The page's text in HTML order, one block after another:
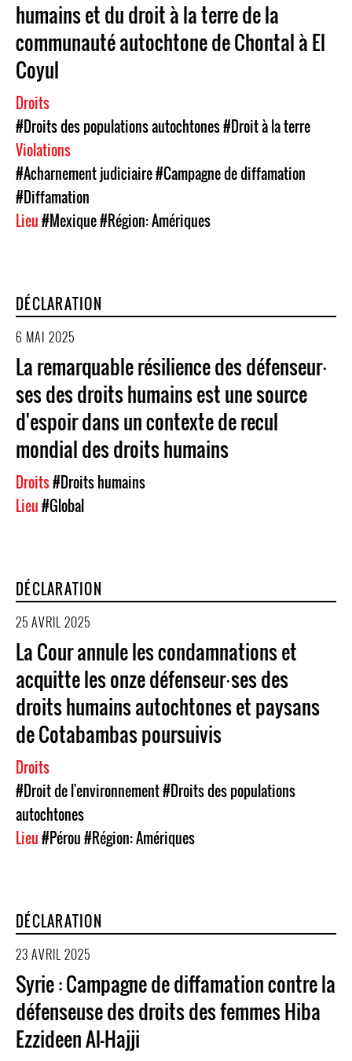
humains et du droit à la terre de la
communauté autochtone de Chontal à El
Coyul
Droits
#Droits des populations autochtones#Droit à la terre
Violations
#Acharnement judiciaire#Campagne de diffamation
#Diffamation
Lieu#Mexique#Région: Amériques
DÉCLARATION
6 MAI 2025
La remarquable résilience des défenseur⸱
ses des droits humains est une source
d'espoir dans un contexte de recul
mondial des droits humains
Droits#Droits humains
Lieu#Global
DÉCLARATION
25 AVRIL 2025
La Cour annule les condamnations et
acquitte les onze défenseur⸱ses des
droits humains autochtones et paysans
de Cotabambas poursuivis
Droits
#Droit de l'environnement#Droits des populations
autochtones
Lieu#Pérou#Région: Amériques
DÉCLARATION
23 AVRIL 2025
Syrie : Campagne de diffamation contre la
défenseuse des droits des femmes Hiba
Ezzideen Al-Hajji